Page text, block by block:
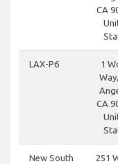
CA
LAX-P6
1
CA
New South
251